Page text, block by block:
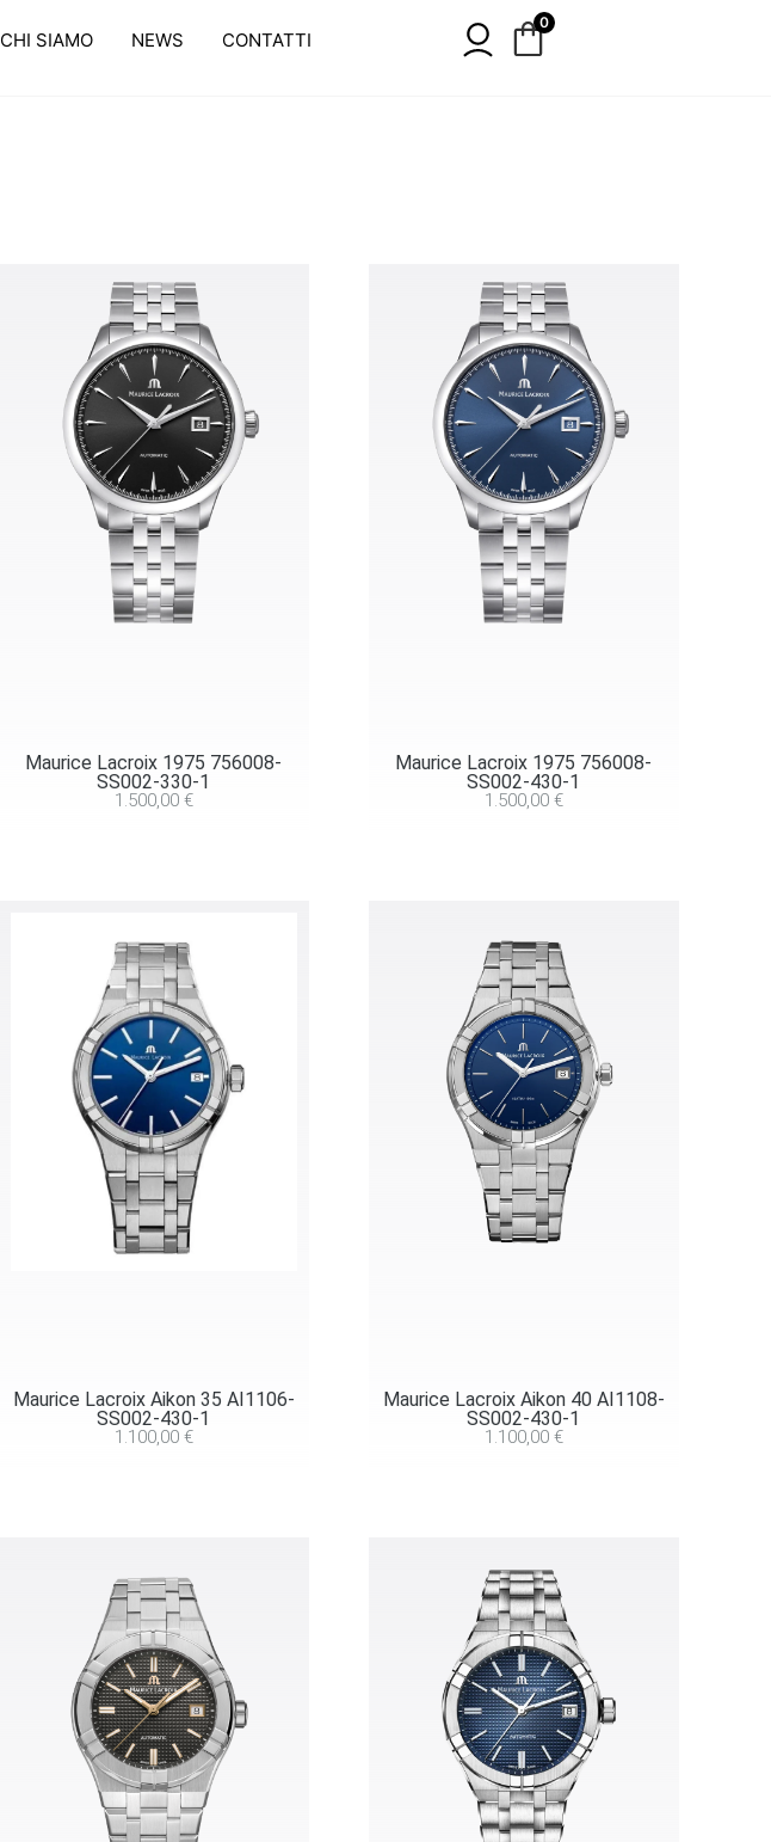
CHI SIAMO NEWS CONTATTI
0
Maurice Lacroix 1975 756008-
SS002-330-1
1.500,00 €
Maurice Lacroix 1975 756008-
SS002-430-1
1.500,00 €
Maurice Lacroix Aikon 35 AI1106-
SS002-430-1
1.100,00 €
Maurice Lacroix Aikon 40 AI1108-
SS002-430-1
1.100,00 €